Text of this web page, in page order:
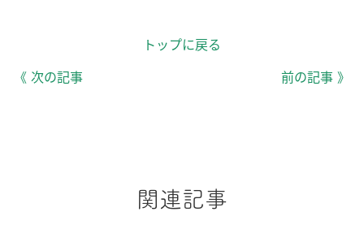
《 次の記事
トップに戻る
前の記事 》
関連記事